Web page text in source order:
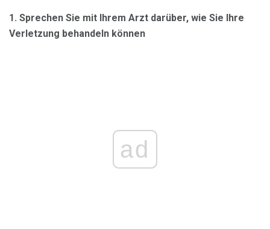
1. Sprechen Sie mit Ihrem Arzt darüber, wie Sie Ihre
Verletzung behandeln können
ad